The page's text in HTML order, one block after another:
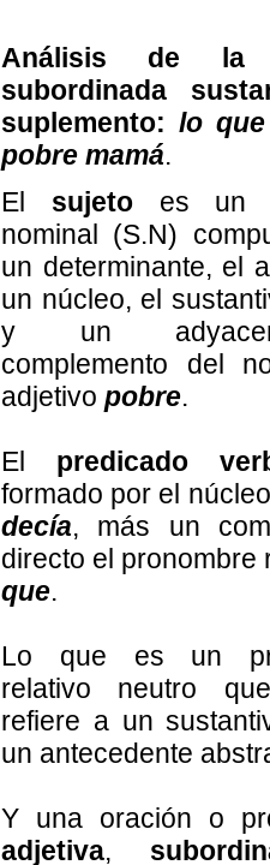
Análisis de la
subordinada
suplemento: lo
pobre mamá.
El sujetoes un
nominal (S.N)
un determinante, el
un núcleo, el
y un
complemento del
adjetivo pobre.
El predicado
formado por el
decía, más un
directo el pronombre
que.
Lo que es un
relativo neutro
refiere a un
un antecedente
Y una oración o
adjetiva,